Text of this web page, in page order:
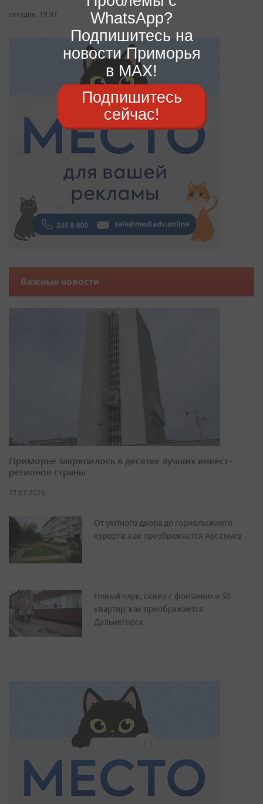
сегодня, 19:07
Важные новости
Приморье закрепилось в десятке лучших инвест-
регионов страны
17.07.2026
От уютного двора до горнолыжного
курорта: как преображается Арсеньев
Новый парк, сквер с фонтаном и 50
квартир: как преображается
Дальнегорск
WhatsApp?
Подпишитесь на
новости Приморья
в MAX!
Подпишитесь
сейчас!